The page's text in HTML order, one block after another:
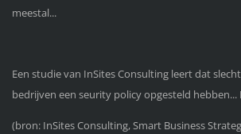
meestal...
Een studie van InSites Consulting leert dat
bedrijven een seurity policy opgesteld
(bron: InSites Consulting, Smart Business